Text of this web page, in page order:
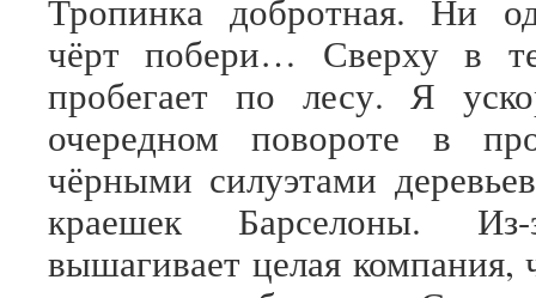
Тропинка добротная. Ни
чёрт побери… Сверху в
пробегает по лесу. Я
очередном повороте в
чёрными силуэтами
краешек Барселоны. Из-
вышагивает целая компания,